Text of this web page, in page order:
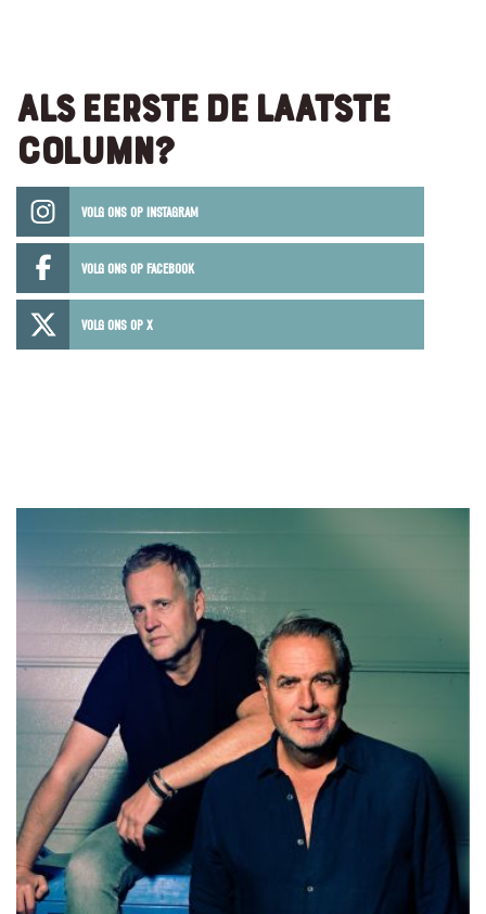
ALS EERSTE DE LAATSTE
COLUMN?
VOLG ONS OP INSTAGRAM
VOLG ONS OP FACEBOOK
VOLG ONS OP X